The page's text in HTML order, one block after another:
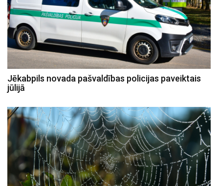
Jēkabpils novada pašvaldības policijas paveiktais
jūlijā